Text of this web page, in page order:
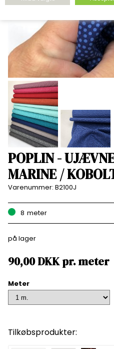
POPLIN -
MARINE /
Varenummer: B2100J
8 meter
på lager
90,00DKKpr.meter
Meter
Tilkøbsprodukter: